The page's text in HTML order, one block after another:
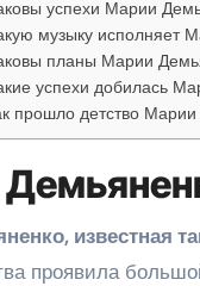
успехи Марии
музыку исполняет
планы Марии
успехи добилась
прошло детство
известная
проявила